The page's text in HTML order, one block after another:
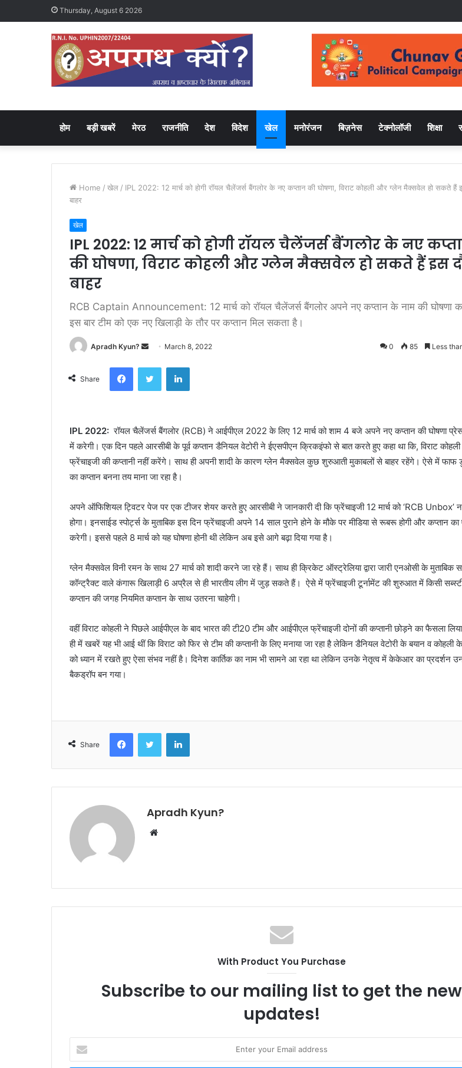
Thursday, August 6 2026
होम बड़ी खबरें मेरठ राजनीति देश विदेश खेल मनोरंजन बिज़नेस टेक्नोलॉजी शिक्षा
Home / खेल / IPL 2022: 12 मार्च को होगी रॉयल चैलेंजर्स बैंगलोर के नए कप्तान की घोषणा, विराट कोहली और ग्लेन मैक्सवेल हो सकते हैं
बाहर
खेल
IPL 2022: 12 मार्च को होगी रॉयल चैलेंजर्स बैंगलोर के नए
की घोषणा, विराट कोहली और ग्लेन मैक्सवेल हो सकते हैं इस
बाहर
RCB Captain Announcement: 12 मार्च को रॉयल चैलेंजर्स बैंगलोर अपने नए कप्तान के नाम की घोषणा
इस बार टीम को एक नए खिलाड़ी के तौर पर कप्तान मिल सकता है।
Apradh Kyun?
n
e
m
a
i
March 8, 2022 0 85 Less
Share
IPL 2022: रॉयल चैलेंजर्स बैंगलोर (RCB) ने आईपीएल 2022 के लिए 12 मार्च को शाम 4 बजे अपने नए कप्तान की घोषणा
में करेगी। एक दिन पहले आरसीबी के पूर्व कप्तान डैनियल वेटोरी ने ईएसपीएन क्रिकइंफो से बात करते हुए कहा था कि, विराट
फ्रेंचाइजी की कप्तानी नहीं करेंगे। साथ ही अपनी शादी के कारण ग्लेन मैक्सवेल कुछ शुरुआती मुकाबलों से बाहर रहेंगे। ऐसे में फाफ
का कप्तान बनना तय माना जा रहा है।
अपने ऑफिशियल ट्विटर पेज पर एक टीजर शेयर करते हुए आरसीबी ने जानकारी दी कि फ्रेंचाइजी 12 मार्च को ‘RCB Unbox’
होगा। इनसाईड स्पोर्ट्स के मुताबिक इस दिन फ्रेंचाइजी अपने 14 साल पुराने होने के मौके पर मीडिया से रूबरू होगी और कप्तान का
करेगी। इससे पहले 8 मार्च को यह घोषणा होनी थी लेकिन अब इसे आगे बढ़ा दिया गया है।
ग्लेन मैक्सवेल विनी रमन के साथ 27 मार्च को शादी करने जा रहे हैं। साथ ही क्रिकेट ऑस्ट्रेलिया द्वारा जारी एनओसी के मुताबिक
कॉन्ट्रैक्ट वाले कंगारू खिलाड़ी 6 अप्रैल से ही भारतीय लीग में जुड़ सकते हैं। ऐसे में फ्रेंचाइजी टूर्नामेंट की शुरुआत में किसी
कप्तान की जगह नियमित कप्तान के साथ उतरना चाहेगी।
वहीं विराट कोहली ने पिछले आईपीएल के बाद भारत की टी20 टीम और आईपीएल फ्रेंचाइजी दोनों की कप्तानी छोड़ने का फैसला
ही में खबरें यह भी आई थीं कि विराट को फिर से टीम की कप्तानी के लिए मनाया जा रहा है लेकिन डैनियल वेटोरी के बयान व कोहली
को ध्यान में रखते हुए ऐसा संभव नहीं है। दिनेश कार्तिक का नाम भी सामने आ रहा था लेकिन उनके नेतृत्व में केकेआर का प्रदर्शन
बैकड्रॉप बन गया।
Share
Apradh Kyun?
i
With Product You Purchase
Subscribe to our mailing list to get the new
updates!